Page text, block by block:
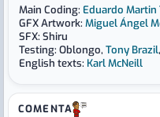
Main Coding: Eduardo Martin
GFX Artwork: Miguel Ángel
SFX: Shiru
Testing: Oblongo, Tony Brazil,
English texts: Karl McNeill
COMENTA